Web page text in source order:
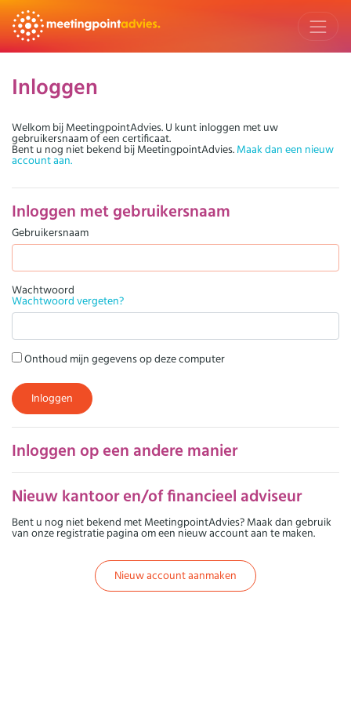
Inloggen
Welkom bij MeetingpointAdvies. U kunt inloggen met uw
gebruikersnaam of een certificaat.
Bent u nog niet bekend bij MeetingpointAdvies. Maak dan een nieuw
account aan.
Inloggen met gebruikersnaam
Gebruikersnaam
Wachtwoord
Wachtwoord vergeten?
Onthoud mijn gegevens op deze computer
Inloggen
Inloggen op een andere manier
Nieuw kantoor en/of financieel adviseur
Bent u nog niet bekend met MeetingpointAdvies? Maak dan gebruik
van onze registratie pagina om een nieuw account aan te maken.
Nieuw account aanmaken